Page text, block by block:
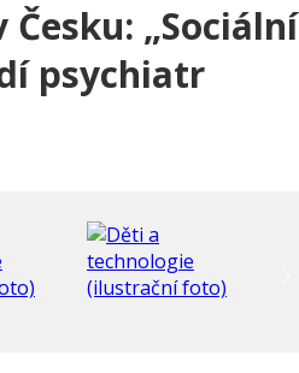
„Sociální
psychiatr